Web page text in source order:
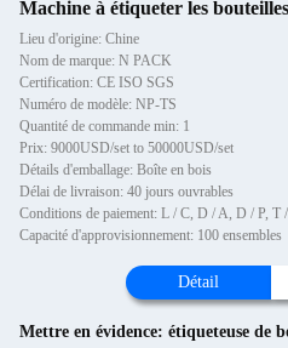
Machine à étiqueter les
Lieu d'origine: Chine
Nom de marque: N PACK
Certification: CE ISO SGS
Numéro de modèle: NP-TS
Quantité de commande min: 1
Prix: 9000USD/set to 50000USD/set
Détails d'emballage: Boîte en bois
Délai de livraison: 40 jours ouvrables
Conditions de paiement: L / C, D / A, D / P, T
Capacité d'approvisionnement: 100 ensembles
Détail
Mettre en évidence: étiqueteuse de